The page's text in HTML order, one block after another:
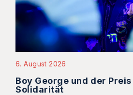
6. August 2026
Boy George und der
Solidarität